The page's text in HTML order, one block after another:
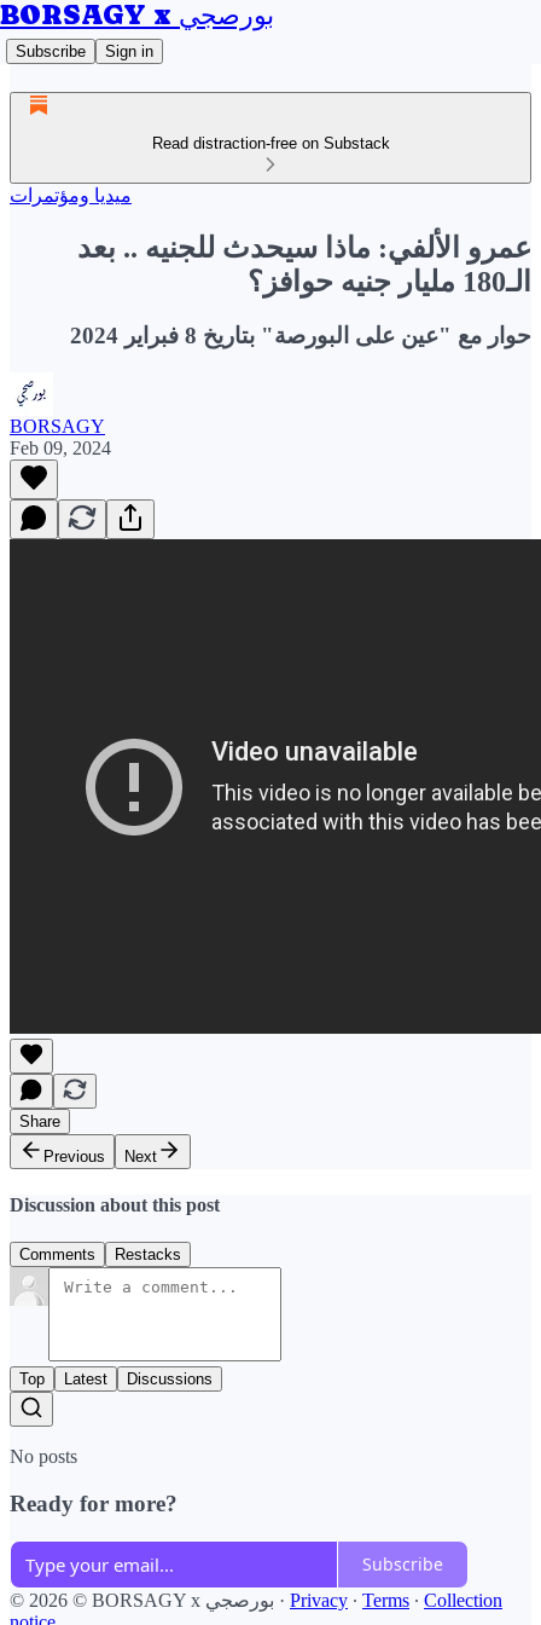
BORSAGY x بورصجي
Subscribe Sign in
Read distraction-free on Substack
ميديا ومؤتمرات
عمرو الألفي: ماذا سيحدث للجنيه .. بعد
الـ180 مليار جنيه حوافز؟
حوار مع "عين على البورصة" بتاريخ 8 فبراير 2024
BORSAGY
Feb 09, 2024
Share
Previous
Next
Discussion about this post
Comments Restacks
Top Latest Discussions
No posts
Ready for more?
Subscribe
© 2026 © BORSAGY x بورصجي · Privacy ∙ Terms ∙ Collection